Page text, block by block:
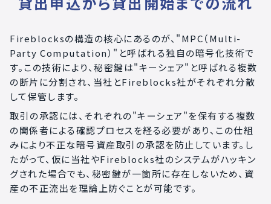
Fireblocksの構造の核心にあるのが、"MPC（Multi-
Party Computation）"と呼ばれる独自の暗号化技術で
す。この技術により、秘密鍵は"キーシェア"と呼ばれる複数
の断片に分割され、当社とFireblocks社がそれぞれ分散
して保管します。
取引の承認には、それぞれの"キーシェア"を保有する複数
の関係者による確認プロセスを経る必要があり、この仕組
みにより不正な暗号資産取引の承認を防止しています。し
たがって、仮に当社やFireblocks社のシステムがハッキン
グされた場合でも、秘密鍵が一箇所に存在しないため、資
産の不正流出を理論上防ぐことが可能です。